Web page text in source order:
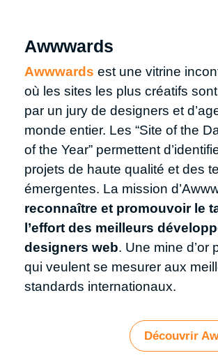
Awwwards
Awwwards est une vitrine
où les sites les plus créatifs
par un jury de designers et
monde entier. Les “Site of the
of the Year” permettent
projets de haute qualité et des
émergentes. La mission
reconnaître et promouvoir le
l’effort des meilleurs
designers web. Une mine d’or
qui veulent se mesurer aux
standards internationaux.
Découvrir